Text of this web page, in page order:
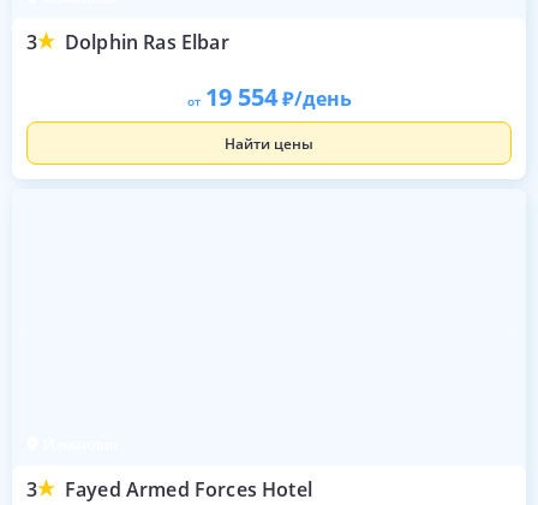
3 Dolphin Ras Elbar
от 19 554 /день
Найти цены
3 Fayed Armed Forces Hotel